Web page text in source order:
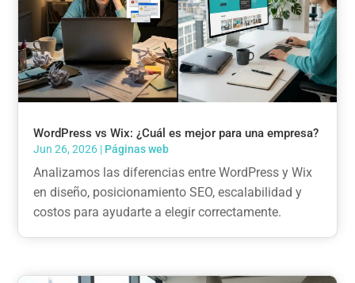
WordPress vs Wix: ¿Cuál es mejor para una empresa?
Jun 26, 2026 | Páginas web
Analizamos las diferencias entre WordPress y Wix
en diseño, posicionamiento SEO, escalabilidad y
costos para ayudarte a elegir correctamente.